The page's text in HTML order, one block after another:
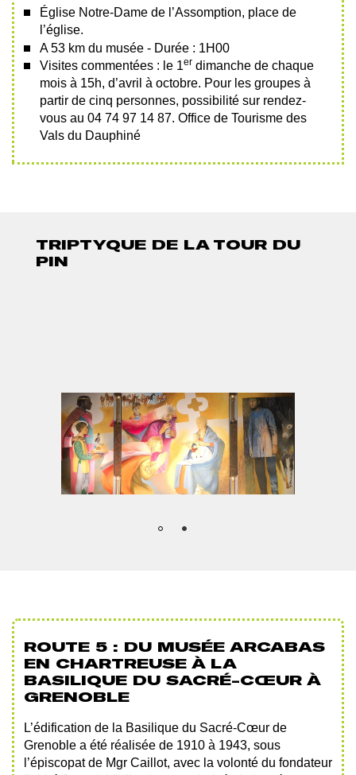
Église Notre-Dame de l’Assomption, place de
l’église.
A 53 km du musée - Durée : 1H00
Visites commentées : le 1er dimanche de chaque
mois à 15h, d’avril à octobre. Pour les groupes à
partir de cinq personnes, possibilité sur rendez-
vous au 04 74 97 14 87. Office de Tourisme des
Vals du Dauphiné
TRIPTYQUE DE LA TOUR DU
PIN
Afficher
l'image
en
grand
ROUTE 5 : DU MUSÉE ARCABAS
EN CHARTREUSE À LA
BASILIQUE DU SACRÉ-CŒUR À
GRENOBLE
L’édification de la Basilique du Sacré-Cœur de
Grenoble a été réalisée de 1910 à 1943, sous
l’épiscopat de Mgr Caillot, avec la volonté du fondateur